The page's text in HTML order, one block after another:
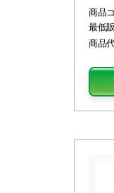
商品
最低
商品